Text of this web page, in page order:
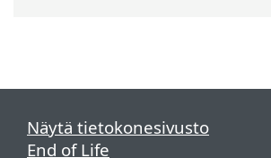
Näytä tietokonesivusto
End of Life